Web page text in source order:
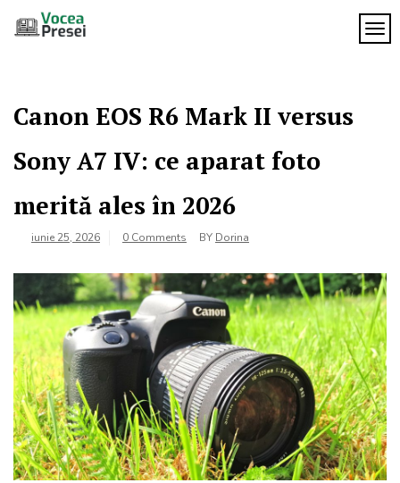
Canon EOS R6 Mark II versus
Sony A7 IV: ce aparat foto
merită ales în 2026
iunie 25, 2026 0 Comments BY Dorina